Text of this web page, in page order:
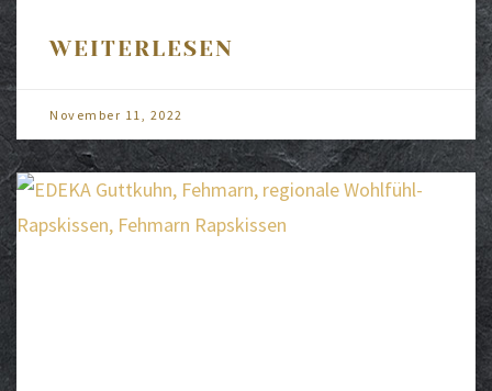
WEITERLESEN
Novem­ber 11, 2022